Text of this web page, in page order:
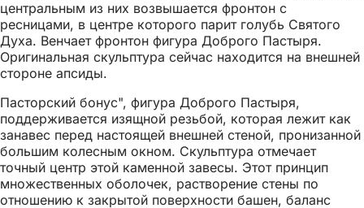
центральным из них возвышается фронтон с
ресницами, в центре которого парит голубь Святого
Духа. Венчает фронтон фигура Доброго Пастыря.
Оригинальная скульптура сейчас находится на внешней
стороне апсиды.
Пасторский бонус", фигура Доброго Пастыря,
поддерживается изящной резьбой, которая лежит как
занавес перед настоящей внешней стеной, пронизанной
большим колесным окном. Скульптура отмечает
точный центр этой каменной завесы. Этот принцип
множественных оболочек, растворение стены по
отношению к закрытой поверхности башен, баланс